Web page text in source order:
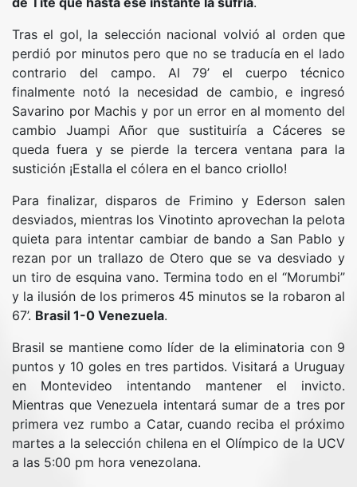
Tras el gol, la selección nacional volvió al orden que
perdió por minutos pero que no se traducía en el lado
contrario del campo. Al 79’ el cuerpo técnico
finalmente notó la necesidad de cambio, e ingresó
Savarino por Machis y por un error en al momento del
cambio Juampi Añor que sustituiría a Cáceres se
queda fuera y se pierde la tercera ventana para la
sustición ¡Estalla el cólera en el banco criollo!
Para finalizar, disparos de Frimino y Ederson salen
desviados, mientras los Vinotinto aprovechan la pelota
quieta para intentar cambiar de bando a San Pablo y
rezan por un trallazo de Otero que se va desviado y
un tiro de esquina vano. Termina todo en el “Morumbi”
y la ilusión de los primeros 45 minutos se la robaron al
67’. Brasil 1-0 Venezuela.
Brasil se mantiene como líder de la eliminatoria con 9
puntos y 10 goles en tres partidos. Visitará a Uruguay
en Montevideo intentando mantener el invicto.
Mientras que Venezuela intentará sumar de a tres por
primera vez rumbo a Catar, cuando reciba el próximo
martes a la selección chilena en el Olímpico de la UCV
a las 5:00 pm hora venezolana.